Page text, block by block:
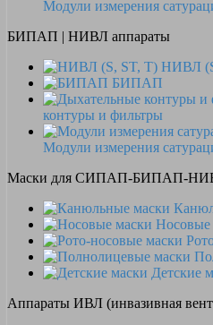
Модули измерения
БИПАП | НИВЛ аппараты
НИВЛ
БИПАП
контуры и фильтры
Модули измерения
Маски для СИПАП-БИПАП-
Носовые
Детские
Аппараты ИВЛ (инвазивная